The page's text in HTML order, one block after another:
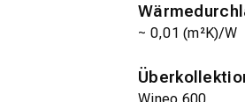
~ 0,01 (m²K)/W